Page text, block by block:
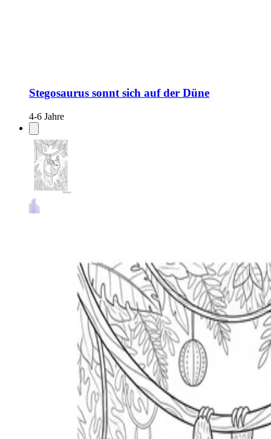
Stegosaurus sonnt sich auf der Düne
4-6 Jahre